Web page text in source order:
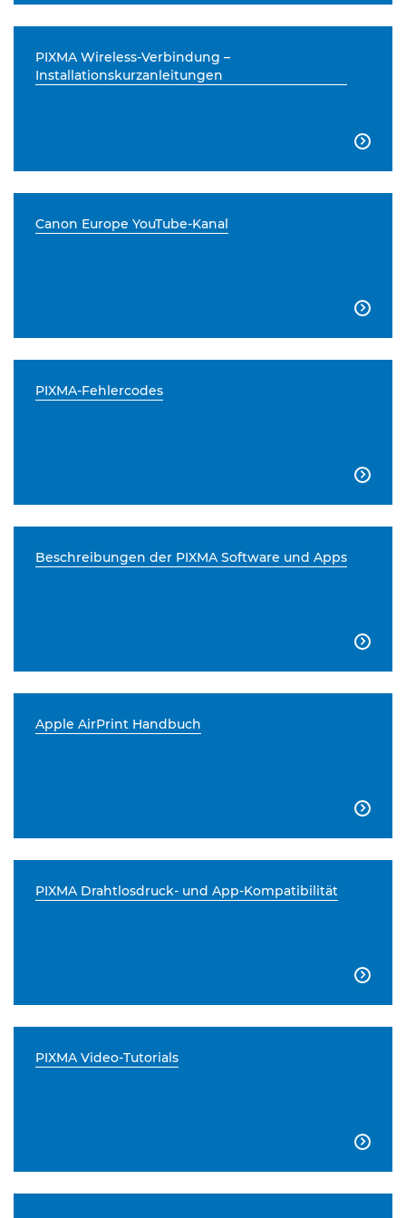
PIXMA Wireless-Verbindung –
Installationskurzanleitungen

Canon Europe YouTube-Kanal

PIXMA-Fehlercodes

Beschreibungen der PIXMA Software und Apps

Apple AirPrint Handbuch

PIXMA Drahtlosdruck- und App-Kompatibilität

PIXMA Video-Tutorials
